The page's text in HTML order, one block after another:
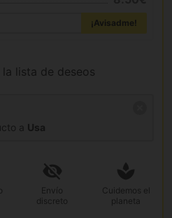
¡Avisadme!
lista de deseos
a Usa
Envío
discreto
Cuidemos el
planeta